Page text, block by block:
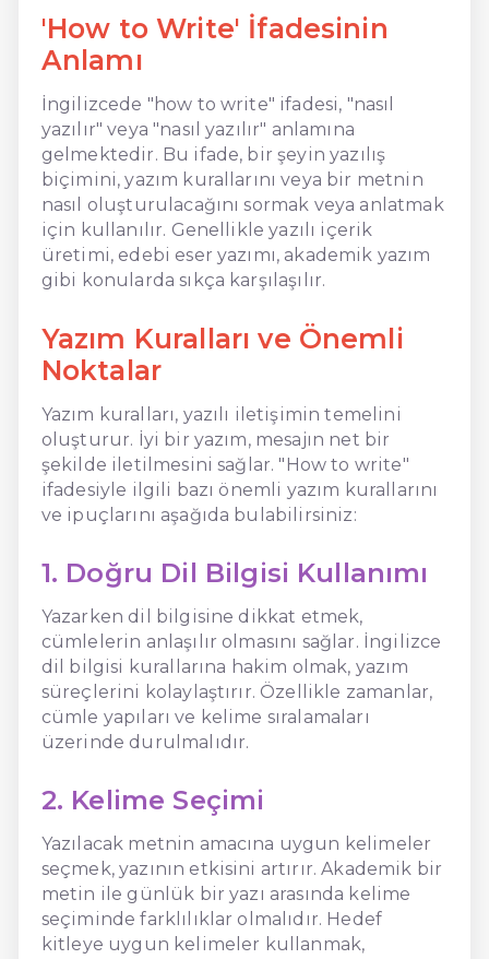
'How to Write' İfadesinin
Anlamı
İngilizcede "how to write" ifadesi, "nasıl
yazılır" veya "nasıl yazılır" anlamına
gelmektedir. Bu ifade, bir şeyin yazılış
biçimini, yazım kurallarını veya bir metnin
nasıl oluşturulacağını sormak veya anlatmak
için kullanılır. Genellikle yazılı içerik
üretimi, edebi eser yazımı, akademik yazım
gibi konularda sıkça karşılaşılır.
Yazım Kuralları ve Önemli
Noktalar
Yazım kuralları, yazılı iletişimin temelini
oluşturur. İyi bir yazım, mesajın net bir
şekilde iletilmesini sağlar. "How to write"
ifadesiyle ilgili bazı önemli yazım kurallarını
ve ipuçlarını aşağıda bulabilirsiniz:
1. Doğru Dil Bilgisi Kullanımı
Yazarken dil bilgisine dikkat etmek,
cümlelerin anlaşılır olmasını sağlar. İngilizce
dil bilgisi kurallarına hakim olmak, yazım
süreçlerini kolaylaştırır. Özellikle zamanlar,
cümle yapıları ve kelime sıralamaları
üzerinde durulmalıdır.
2. Kelime Seçimi
Yazılacak metnin amacına uygun kelimeler
seçmek, yazının etkisini artırır. Akademik bir
metin ile günlük bir yazı arasında kelime
seçiminde farklılıklar olmalıdır. Hedef
kitleye uygun kelimeler kullanmak,